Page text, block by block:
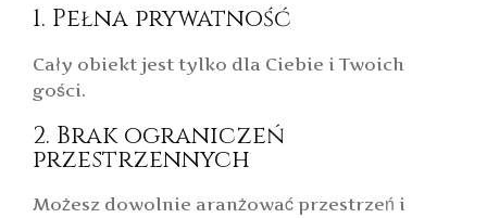
1. Pełna prywatność
Cały obiekt jest tylko dla Ciebie i Twoich
gości.
2. Brak ograniczeń
przestrzennych
Możesz dowolnie aranżować przestrzeń i